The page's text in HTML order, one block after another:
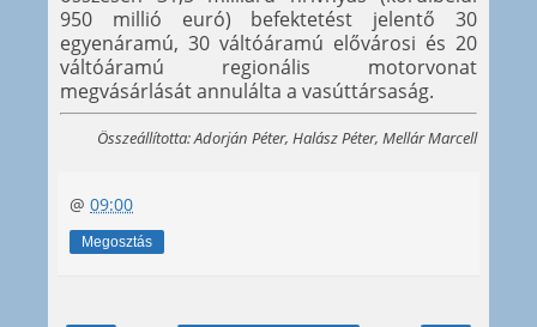
950 millió euró) befektetést jelentő 30
egyenáramú, 30 váltóáramú elővárosi és 20
váltóáramú regionális motorvonat
megvásárlását annulálta a vasúttársaság.
Összeállította: Adorján Péter, Halász Péter, Mellár Marcell
@ 09:00
Megosztás